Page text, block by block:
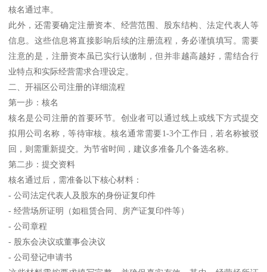
核名通过率。
此外，还需要确定注册资本、经营范围、股东结构、法定代表人等
信息。这些信息将直接影响后续的注册流程，务必谨慎填写。需要
注意的是，注册资本虽已实行认缴制，但并非越高越好，需结合行
业特点和实际经营需求合理设定。
二、开福区公司注册的详细流程
第一步：核名
核名是公司注册的首要环节。创业者可以通过线上或线下方式提交
拟用公司名称，等待审核。核名通常需要1-3个工作日，若名称被驳
回，则需重新提交。为节省时间，建议多准备几个备选名称。
第二步：提交资料
核名通过后，需准备以下核心材料：
- 公司法定代表人及股东的身份证复印件
- 经营场所证明（如租赁合同、房产证复印件等）
- 公司章程
- 股东会决议或董事会决议
- 公司登记申请书